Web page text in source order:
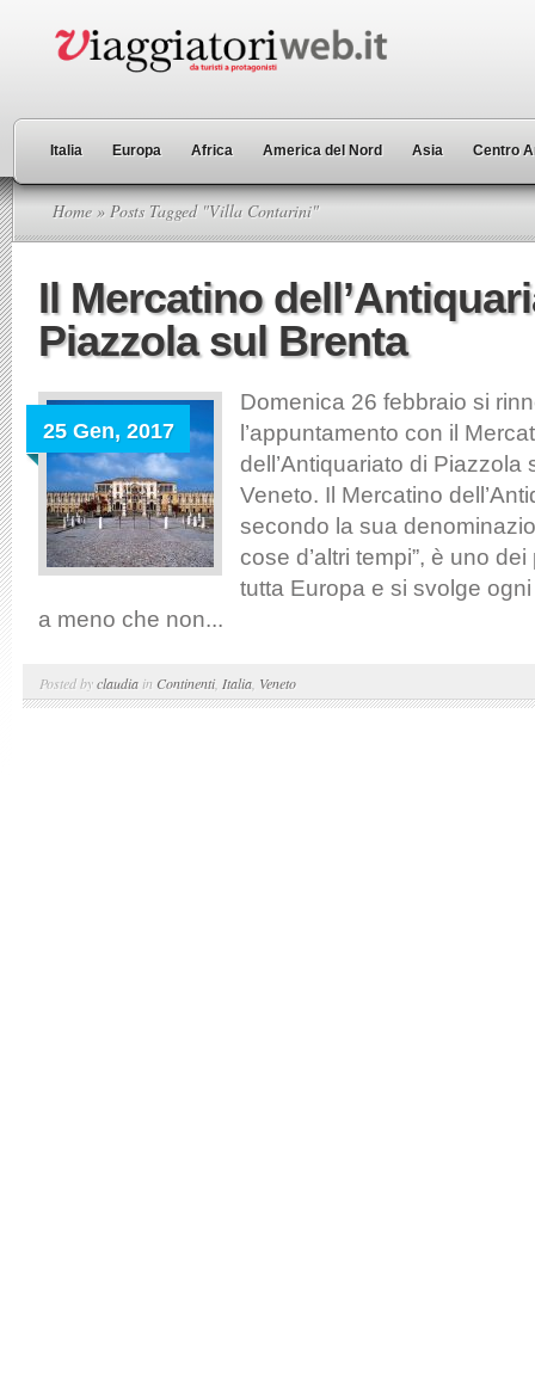
Italia Europa Africa America del Nord Asia Centro
Home » Posts Tagged "Villa Contarini"
Il Mercatino
Piazzola sul Brenta
25 Gen, 2017
Domenica 26 febbraio si
l’appuntamento con il
dell’Antiquariato di Piazzola
Veneto. Il Mercatino
secondo la sua
cose d’altri tempi”, è uno
tutta Europa e si svolge
a meno che non...
Posted byclaudia in Continenti, Italia Veneto